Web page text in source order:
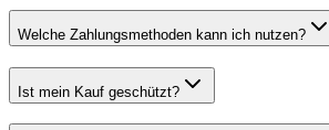
Welche Zahlungsmethoden kann ich nutzen?
Ist mein Kauf geschützt?